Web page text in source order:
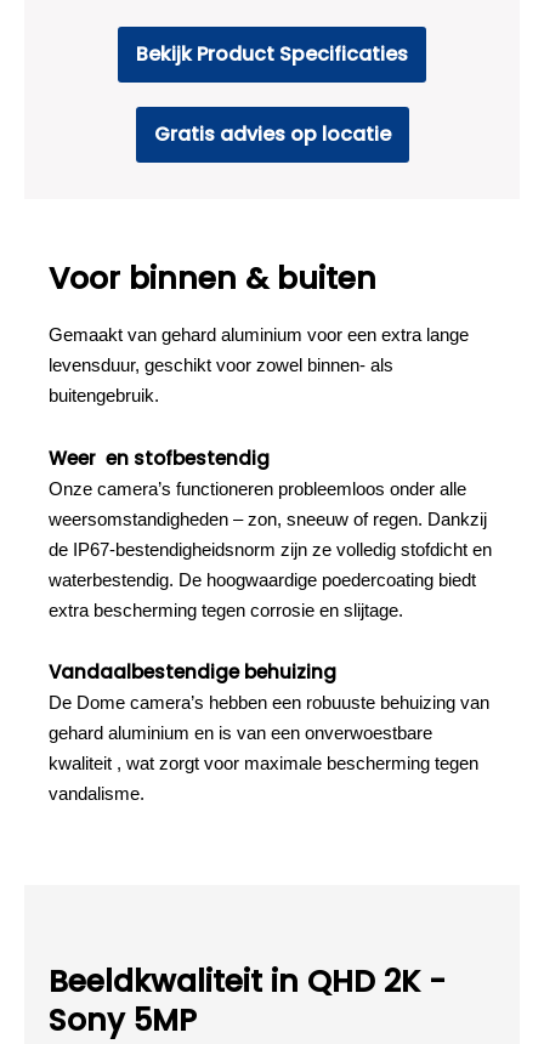
Bekijk Product Specificaties
Gratis advies op locatie
Voor binnen & buiten
Gemaakt van gehard aluminium voor een extra lange
levensduur, geschikt voor zowel binnen- als
buitengebruik.
Weer en stofbestendig
Onze camera’s functioneren probleemloos onder alle
weersomstandigheden – zon, sneeuw of regen. Dankzij
de IP67-bestendigheidsnorm zijn ze volledig stofdicht en
waterbestendig. De hoogwaardige poedercoating biedt
extra bescherming tegen corrosie en slijtage.
Vandaalbestendige behuizing
De Dome camera’s hebben een robuuste behuizing van
gehard aluminium en is van een onverwoestbare
kwaliteit , wat zorgt voor maximale bescherming tegen
vandalisme.
Beeldkwaliteit in QHD 2K -
Sony 5MP